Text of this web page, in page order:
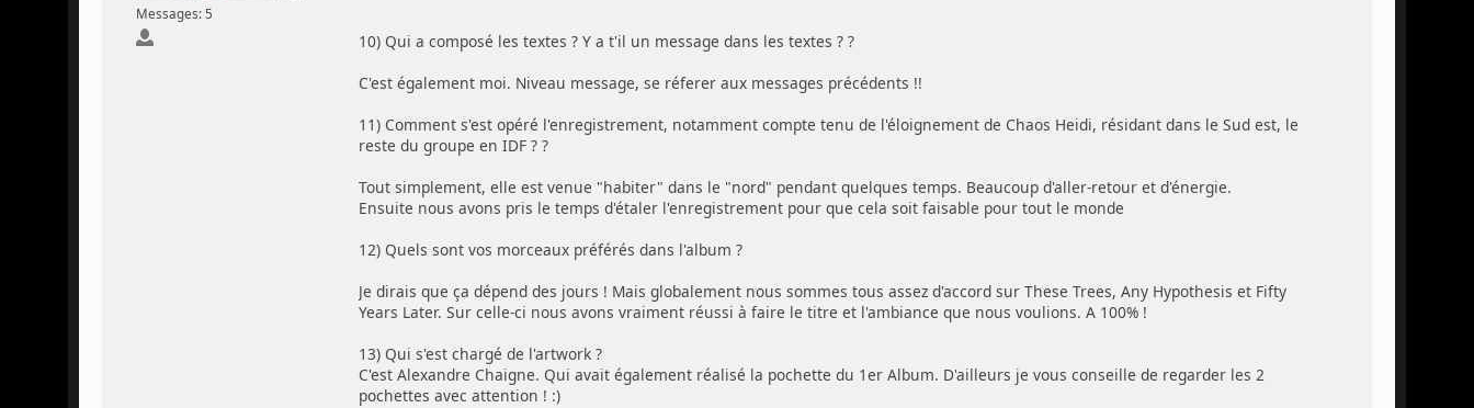
Messages: 5
10) Qui a composé les textes ? Y a t'il un message dans les textes ? ?
C'est également moi. Niveau message, se réferer aux messages précédents !!
11) Comment s'est opéré l'enregistrement, notamment compte tenu de l'éloignement de Chaos Heidi, résidant dans le Sud est, le
reste du groupe en IDF ? ?
Tout simplement, elle est venue "habiter" dans le "nord" pendant quelques temps. Beaucoup d'aller-retour et d'énergie.
Ensuite nous avons pris le temps d'étaler l'enregistrement pour que cela soit faisable pour tout le monde
12) Quels sont vos morceaux préférés dans l'album ?
Je dirais que ça dépend des jours ! Mais globalement nous sommes tous assez d'accord sur These Trees, Any Hypothesis et Fifty
Years Later. Sur celle-ci nous avons vraiment réussi à faire le titre et l'ambiance que nous voulions. A 100% !
13) Qui s'est chargé de l'artwork ?
C'est Alexandre Chaigne. Qui avait également réalisé la pochette du 1er Album. D'ailleurs je vous conseille de regarder les 2
pochettes avec attention ! :)